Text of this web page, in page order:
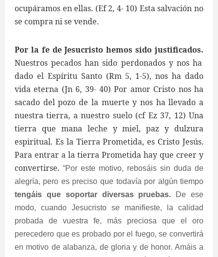
ocupáramos en ellas. (Ef 2, 4- 10) Esta salvación no
se compra ni se vende.
Por la fe de Jesucristo hemos sido justificados.
Nuestros pecados han sido perdonados y nos ha
dado el Espíritu Santo (Rm 5, 1-5), nos ha dado
vida eterna (Jn 6, 39- 40) Por amor Cristo nos ha
sacado del pozo de la muerte y nos ha llevado a
nuestra tierra, a nuestro suelo (cf Ez 37, 12) Una
tierra que mana leche y miel, paz y dulzura
espiritual. Es la Tierra Prometida, es Cristo Jesús.
Para entrar a la tierra Prometida hay que creer y
convertirse. “Por este motivo, rebosáis sin duda de
alegría, pero es preciso que todavía por algún tiempo
tengáis que soportar diversas pruebas.
De ese
modo, cuando Jesucristo se manifieste, la calidad
probada de vuestra fe, más preciosa que el oro
perecedero que es probado por el fuego, se convertirá
en motivo de alabanza, de gloria y de honor. Amáis a